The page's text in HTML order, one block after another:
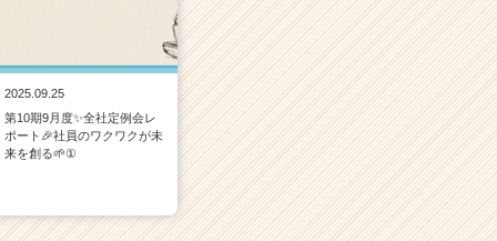
2025.09.25
第10期9月度✨全社定例会レ
ポート🎉社員のワクワクが未
来を創る🌱①